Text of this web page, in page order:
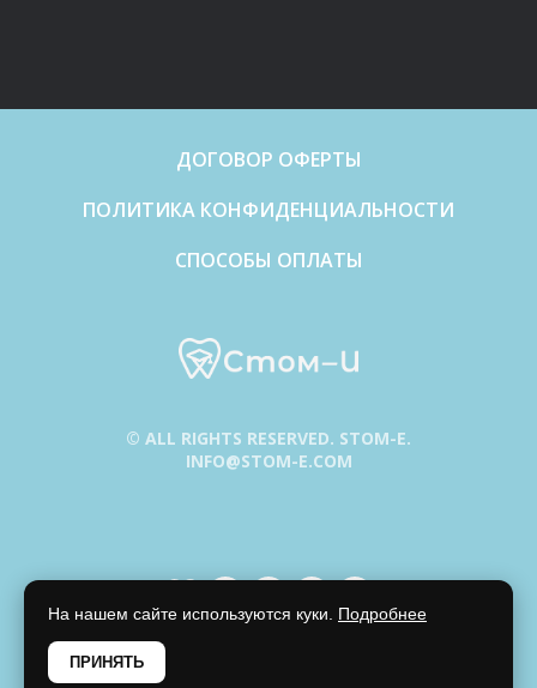
На нашем сайте используются куки. Подробнее
ПРИНЯТЬ
ДОГОВОР ОФЕРТЫ
ПОЛИТИКА КОНФИДЕНЦИАЛЬНОСТИ
СПОСОБЫ ОПЛАТЫ
© ALL RIGHTS RESERVED. STOM-E.
INFO@STOM-E.COM